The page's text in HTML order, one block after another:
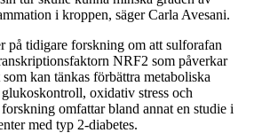
i kroppen, säger Carla Avesani.
på tidigare forskning om att sulforafan
NRF2 som påverkar
kan tänkas förbättra metaboliska
oxidativ stress och
omfattar bland annat en studie i
med typ 2-diabetes.